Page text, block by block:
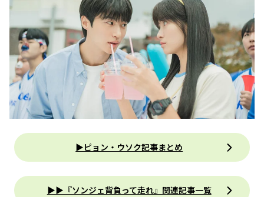
▶ピョン・ウソク記事まとめ
▶▶︎『ソンジェ背負って走れ』関連記事一覧